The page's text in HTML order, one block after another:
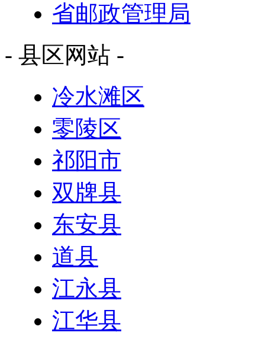
省邮政管理局
- 县区网站 -
冷水滩区
零陵区
祁阳市
双牌县
东安县
道县
江永县
江华县